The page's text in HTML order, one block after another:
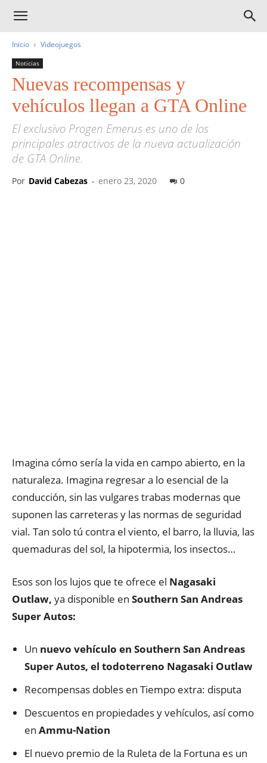
Inicio Videojuegos
Noticias
Nuevas recompensas y
vehículos llegan a GTA Online
El exclusivo Progen Emerus es uno de los
principales atractivos de la nueva actualización
de GTA Online.
Por David Cabezas - enero 23, 2020 0
Imagina cómo sería la vida en campo abierto, en la
naturaleza. Imagina regresar a lo esencial de la
conducción, sin las vulgares trabas modernas que
suponen las carreteras y las normas de seguridad
vial. Tan solo tú contra el viento, el barro, la lluvia, las
quemaduras del sol, la hipotermia, los insectos…
Esos son los lujos que te ofrece el Nagasaki
Outlaw, ya disponible en Southern San Andreas
Super Autos:
Un nuevo vehículo en Southern San Andreas
Super Autos, el todoterreno Nagasaki Outlaw
Recompensas dobles en Tiempo extra: disputa
Descuentos en propiedades y vehículos, así como
en Ammu-Nation
El nuevo premio de la Ruleta de la Fortuna es un